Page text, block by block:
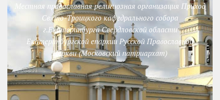
Местная православная религиозная организация Приход
Свято-Троицкого кафедрального собора
г.Екатеринбурга Свердловской области
Екатеринбургской епархии Русской Православной
Церкви (Московский патриархат)